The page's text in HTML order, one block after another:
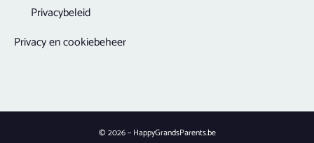
Privacybeleid
Privacy en cookiebeheer
© 2026 – HappyGrandsParents.be